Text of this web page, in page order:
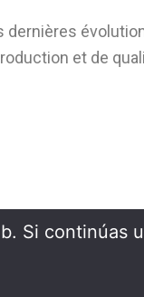
dernières
et de
Si continúas